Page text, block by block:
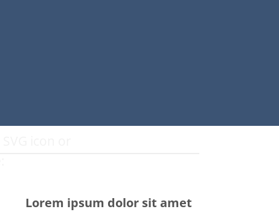
Lorem ipsum dolor sit amet